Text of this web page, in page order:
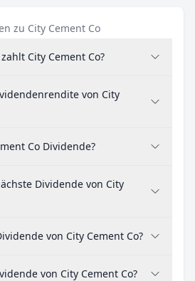
zu City Cement Co
City Cement Co?
von City
Co Dividende?
Dividende von City
von City Cement Co?
von City Cement Co?